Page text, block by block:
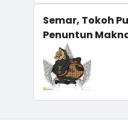
Semar, Tokoh
Penuntun